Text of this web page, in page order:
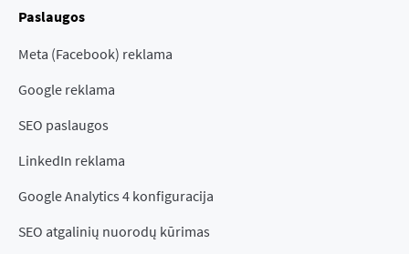
Paslaugos
Meta (Facebook) reklama
Google reklama
SEO paslaugos
LinkedIn reklama
Google Analytics 4 konfiguracija
SEO atgalinių nuorodų kūrimas